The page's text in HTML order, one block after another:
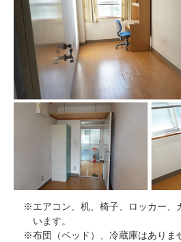
※エアコン、机、椅子、ロッカー、
います。
※布団（ベッド）、冷蔵庫はありま